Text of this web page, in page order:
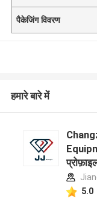
पैकेजिंग विवरण
हमारे बारे में
5.0